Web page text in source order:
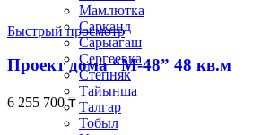
Мамлютка
Сарканд
Сарыагаш
Сергеевка
Степняк
Тайынша
Талгар
Тобыл
Быстрый просмотр
Проект дома “М-48” 48 кв.м
6 255 700₸